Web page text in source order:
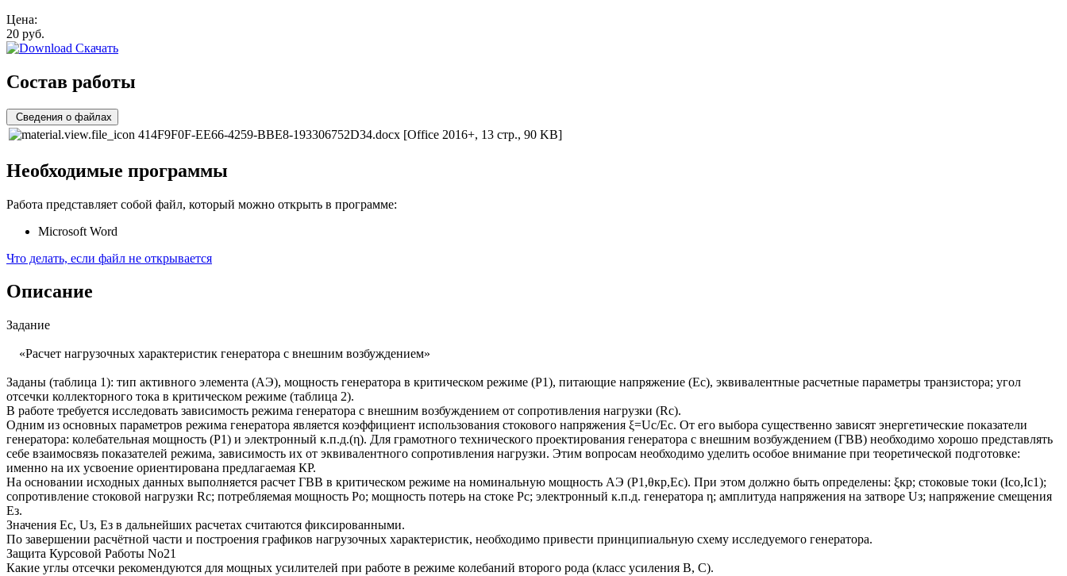
Цена:
20 руб.
Скачать
Состав работы
Сведения о файлах
414F9F0F-EE66-4259-BBE8-193306752D34.docx [Office 2016+, 13 стр., 90 KB]
Необходимые программы
Работа представляет собой файл, который можно открыть в программе:
Microsoft Word
Что делать, если файл не открывается
Описание
Задание
«Расчет нагрузочных характеристик генератора с внешним возбуждением»
Заданы (таблица 1): тип активного элемента (АЭ), мощность генератора в критическом режиме (Р1), питающие напряжение (Ес), эквивалентные расчетные параметры транзистора; угол
отсечки коллекторного тока в критическом режиме (таблица 2).
В работе требуется исследовать зависимость режима генератора с внешним возбуждением от сопротивления нагрузки (Rс).
Одним из основных параметров режима генератора является коэффициент использования стокового напряжения ξ=Uс/Ес. От его выбора существенно зависят энергетические показатели
генератора: колебательная мощность (Р1) и электронный к.п.д.(η). Для грамотного технического проектирования генератора с внешним возбуждением (ГВВ) необходимо хорошо представлять
себе взаимосвязь показателей режима, зависимость их от эквивалентного сопротивления нагрузки. Этим вопросам необходимо уделить особое внимание при теоретической подготовке:
именно на их усвоение ориентирована предлагаемая КР.
На основании исходных данных выполняется расчет ГВВ в критическом режиме на номинальную мощность АЭ (Р1,θкр,Ес). При этом должно быть определены: ξкр; стоковые токи (Iсo,Iс1);
сопротивление стоковой нагрузки Rс; потребляемая мощность Ро; мощность потерь на стоке Рс; электронный к.п.д. генератора η; амплитуда напряжения на затворе Uз; напряжение смещения
Ез.
Значения Ес, Uз, Ез в дальнейших расчетах считаются фиксированными.
По завершении расчётной части и построения графиков нагрузочных характеристик, необходимо привести принципиальную схему исследуемого генератора.
Защита Курсовой Работы No21
Какие углы отсечки рекомендуются для мощных усилителей при работе в режиме колебаний второго рода (класс усиления В, С).